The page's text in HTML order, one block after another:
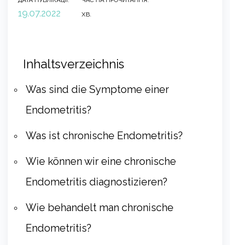
19.07.2022
ХВ.
Inhaltsverzeichnis
Was sind die Symptome einer
Endometritis?
Was ist chronische Endometritis?
Wie können wir eine chronische
Endometritis diagnostizieren?
Wie behandelt man chronische
Endometritis?